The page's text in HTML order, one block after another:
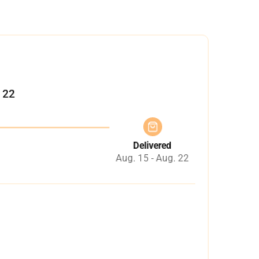
22
Delivered
Aug. 15 - Aug. 22